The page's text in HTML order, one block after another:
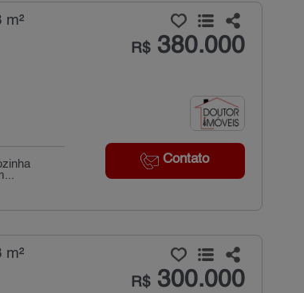
m²
R$380.000
Contato
R$300.000